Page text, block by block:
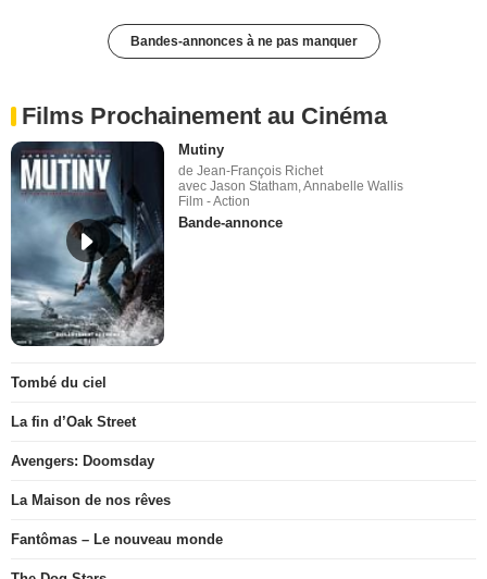
Bandes-annonces à ne pas manquer
Films Prochainement au Cinéma
Mutiny
de Jean-François Richet
avec Jason Statham, Annabelle Wallis
Film - Action
Bande-annonce
Tombé du ciel
La fin d’Oak Street
Avengers: Doomsday
La Maison de nos rêves
Fantômas – Le nouveau monde